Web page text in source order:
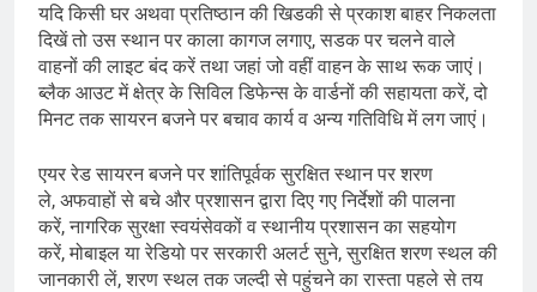
यदि किसी घर अथवा प्रतिष्ठान की खिडकी से प्रकाश बाहर निकलता
दिखें तो उस स्थान पर काला कागज लगाए, सडक पर चलने वाले
वाहनों की लाइट बंद करें तथा जहां जो वहीं वाहन के साथ रूक जाएं।
ब्लैक आउट में क्षेत्र के सिविल डिफेन्स के वार्डनों की सहायता करें, दो
मिनट तक सायरन बजने पर बचाव कार्य व अन्य गतिविधि में लग जाएं।
एयर रेड सायरन बजने पर शांतिपूर्वक सुरक्षित स्थान पर शरण
ले, अफवाहों से बचे और प्रशासन द्वारा दिए गए निर्देशों की पालना
करें, नागरिक सुरक्षा स्वयंसेवकों व स्थानीय प्रशासन का सहयोग
करें, मोबाइल या रेडियो पर सरकारी अलर्ट सुने, सुरक्षित शरण स्थल की
जानकारी लें, शरण स्थल तक जल्दी से पहुंचने का रास्ता पहले से तय